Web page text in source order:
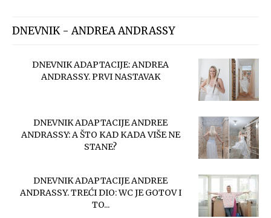
DNEVNIK - ANDREA ANDRASSY
DNEVNIK ADAPTACIJE: ANDREA
ANDRASSY. PRVI NASTAVAK
DNEVNIK ADAPTACIJE ANDREE
ANDRASSY: A ŠTO KAD KADA VIŠE NE
STANE?
DNEVNIK ADAPTACIJE ANDREE
ANDRASSY. TREĆI DIO: WC JE GOTOV I
TO...